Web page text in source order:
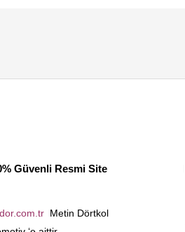
Güvenli Resmi Site
Metin Dörtkol